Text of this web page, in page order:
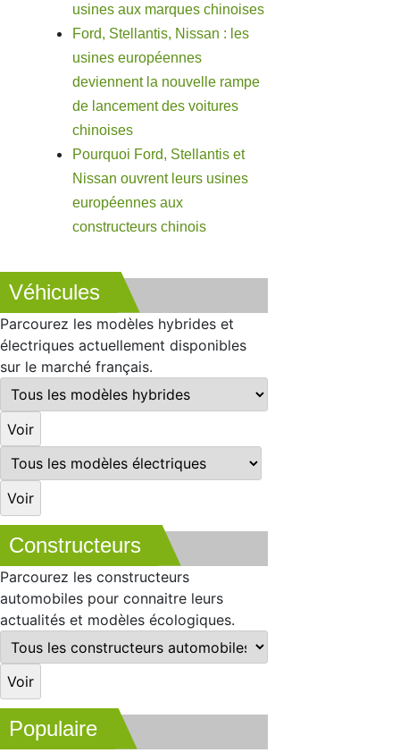
usines aux marques chinoises
Ford, Stellantis, Nissan : les
usines européennes
deviennent la nouvelle rampe
de lancement des voitures
chinoises
Pourquoi Ford, Stellantis et
Nissan ouvrent leurs usines
européennes aux
constructeurs chinois
Véhicules
Parcourez les modèles hybrides et
électriques actuellement disponibles
sur le marché français.
Constructeurs
Parcourez les constructeurs
automobiles pour connaitre leurs
actualités et modèles écologiques.
Populaire